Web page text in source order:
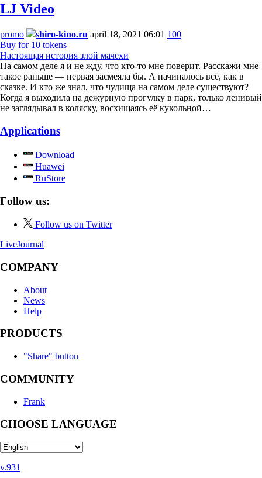
LJ Video
promo shiro-kino.ru april 18, 2021 06:01 100
Buy for 10 tokens
Настоящая история злой мачехи
На самом деле я и не жду, что кто-то мне поверит. Расскажи мне
такое раньше — первая засмеяла бы. А начиналось всё, как в
сказке. И кто же знал, что чудища на самом деле существуют?
Когда я выходила на дежурную прогулку в парк, только ленивый
не заглядывал в коляску, восхищаясь её кукольной…
Applications
Download
Huawei
RuStore
Follow us:
Follow us on Twitter
LiveJournal
COMPANY
About
News
Help
PRODUCTS
"Share" button
COMMUNITY
Frank
CHOOSE LANGUAGE
v.931